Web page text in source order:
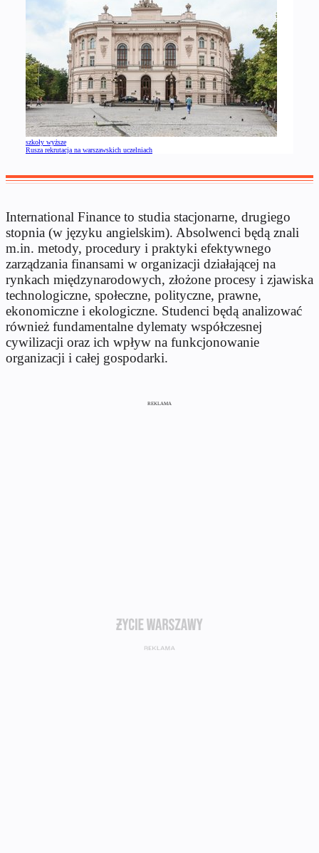
szkoły wyższe
Rusza rekrutacja na warszawskich uczelniach
International Finance to studia stacjonarne, drugiego
stopnia (w języku angielskim). Absolwenci będą znali
m.in. metody, procedury i praktyki efektywnego
zarządzania finansami w organizacji działającej na
rynkach międzynarodowych, złożone procesy i zjawiska
technologiczne, społeczne, polityczne, prawne,
ekonomiczne i ekologiczne. Studenci będą analizować
również fundamentalne dylematy współczesnej
cywilizacji oraz ich wpływ na funkcjonowanie
organizacji i całej gospodarki.
REKLAMA